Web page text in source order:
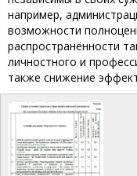
например,
возможности
распространённости
личностного и
также снижение